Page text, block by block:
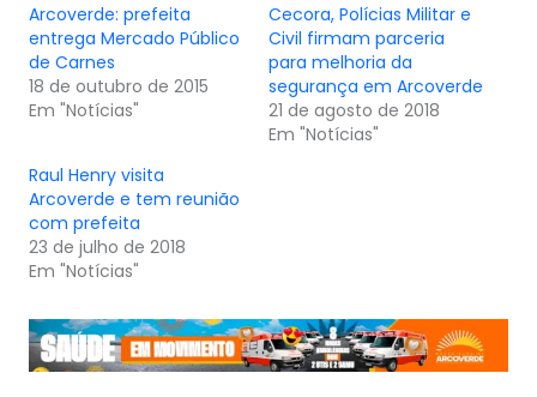
Arcoverde: prefeita
entrega Mercado Público
de Carnes
18 de outubro de 2015
Em "Notícias"
Cecora, Polícias Militar e
Civil firmam parceria
para melhoria da
segurança em Arcoverde
21 de agosto de 2018
Em "Notícias"
Raul Henry visita
Arcoverde e tem reunião
com prefeita
23 de julho de 2018
Em "Notícias"